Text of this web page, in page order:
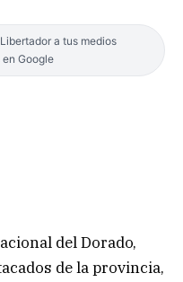
a tus medios
Google
del Dorado,
de la provincia,